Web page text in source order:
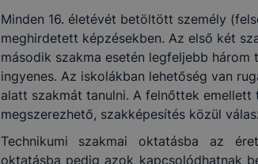
Minden 16. életévét betöltött személy
meghirdetett képzésekben. Az első két
második szakma esetén legfeljebb három
ingyenes. Az iskolákban lehetőség van
alatt szakmát tanulni. A felnőttek
megszerezhető, szakképesítés közül
Technikumi szakmai oktatásba az
oktatásba pedig azok kapcsolódhatnak